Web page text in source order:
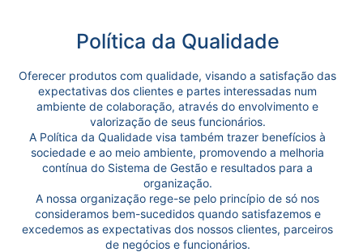
Política da Qualidade
Oferecer produtos com qualidade, visando a satisfação das
expectativas dos clientes e partes interessadas num
ambiente de colaboração, através do envolvimento e
valorização de seus funcionários.
A Política da Qualidade visa também trazer benefícios à
sociedade e ao meio ambiente, promovendo a melhoria
contínua do Sistema de Gestão e resultados para a
organização.
A nossa organização rege-se pelo princípio de só nos
consideramos bem-sucedidos quando satisfazemos e
excedemos as expectativas dos nossos clientes, parceiros
de negócios e funcionários.